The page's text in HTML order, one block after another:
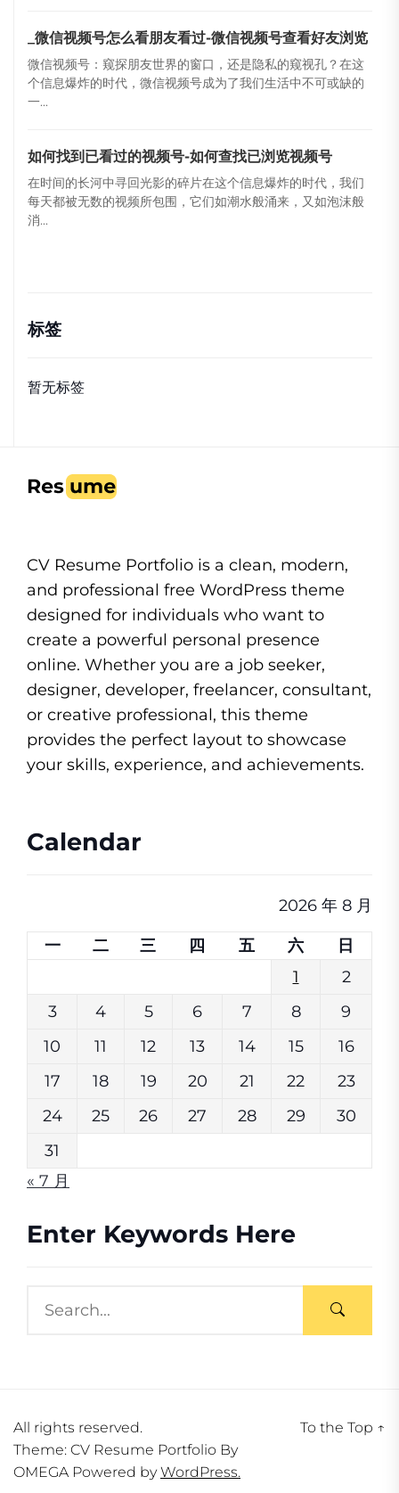
_微信视频号怎么看朋友看过-微信视频号查看好友浏览
微信视频号：窥探朋友世界的窗口，还是隐私的窥视孔？在这
个信息爆炸的时代，微信视频号成为了我们生活中不可或缺的
一...
如何找到已看过的视频号-如何查找已浏览视频号
在时间的长河中寻回光影的碎片在这个信息爆炸的时代，我们
每天都被无数的视频所包围，它们如潮水般涌来，又如泡沫般
消...
标签
暂无标签
CV Resume Portfolio is a clean, modern,
and professional free WordPress theme
designed for individuals who want to
create a powerful personal presence
online. Whether you are a job seeker,
designer, developer, freelancer, consultant,
or creative professional, this theme
provides the perfect layout to showcase
your skills, experience, and achievements.
Calendar
2026 年 8 月
一 二 三 四 五 六
日
1
2
3
4 5 6 7 8
9
10
11 12 13 14 15
16
17
18 19 20 21 22
23
24
25 26 27 28 29
30
31
« 7 月
Enter Keywords Here
All rights reserved.
Theme: CV Resume Portfolio By
OMEGA Powered byWordPress.
To the Top ↑